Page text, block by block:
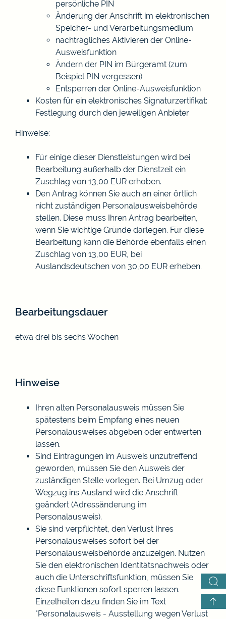
persönliche PIN
Änderung der Anschrift im elektronischen
Speicher- und Verarbeitungsmedium
nachträgliches Aktivieren der Online-
Ausweisfunktion
Ändern der PIN im Bürgeramt (zum
Beispiel PIN vergessen)
Entsperren der Online-Ausweisfunktion
Kosten für ein elektronisches Signaturzertifikat:
Festlegung durch den jeweiligen Anbieter
Hinweise:
Für einige dieser Dienstleistungen wird bei
Bearbeitung außerhalb der Dienstzeit ein
Zuschlag von 13,00 EUR erhoben.
Den Antrag können Sie auch an einer örtlich
nicht zuständigen Personalausweisbehörde
stellen. Diese muss Ihren Antrag bearbeiten,
wenn Sie wichtige Gründe darlegen. Für diese
Bearbeitung kann die Behörde ebenfalls einen
Zuschlag von 13,00 EUR, bei
Auslandsdeutschen von 30,00 EUR erheben.
Bearbeitungsdauer
etwa drei bis sechs Wochen
Hinweise
Ihren alten Personalausweis müssen Sie
spätestens beim Empfang eines neuen
Personalausweises abgeben oder entwerten
lassen.
Sind Eintragungen im Ausweis unzutreffend
geworden, müssen Sie den Ausweis der
zuständigen Stelle vorlegen. Bei Umzug oder
Wegzug ins Ausland wird die Anschrift
geändert (Adressänderung im
Personalausweis).
Sie sind verpflichtet, den Verlust Ihres
Personalausweises sofort bei der
Personalausweisbehörde anzuzeigen. Nutzen
Sie den elektronischen Identitätsnachweis oder
auch die Unterschriftsfunktion, müssen Sie
diese Funktionen sofort sperren lassen.
Einzelheiten dazu finden Sie im Text
"Personalausweis - Ausstellung wegen Verlust